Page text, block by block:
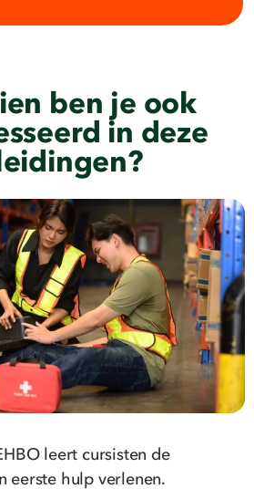
ben je ook
in deze
leert cursisten de
eerste hulp verlenen.